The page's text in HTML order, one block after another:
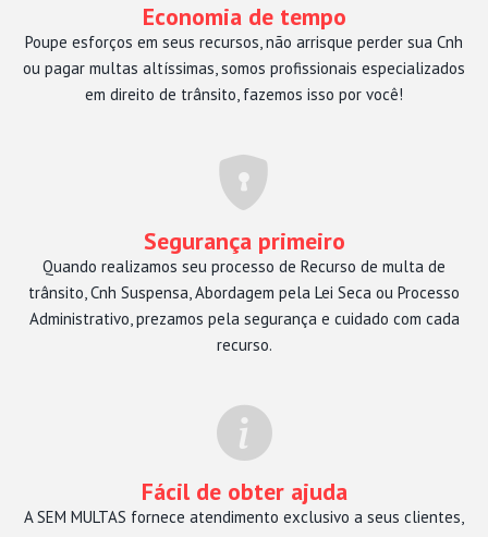
Economia de tempo
Poupe esforços em seus recursos, não arrisque perder sua Cnh
ou pagar multas altíssimas, somos profissionais especializados
em direito de trânsito, fazemos isso por você!
Segurança primeiro
Quando realizamos seu processo de Recurso de multa de
trânsito, Cnh Suspensa, Abordagem pela Lei Seca ou Processo
Administrativo, prezamos pela segurança e cuidado com cada
recurso.
Fácil de obter ajuda
A SEM MULTAS fornece atendimento exclusivo a seus clientes,